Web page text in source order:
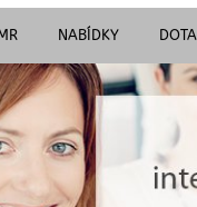
NABÍDKY